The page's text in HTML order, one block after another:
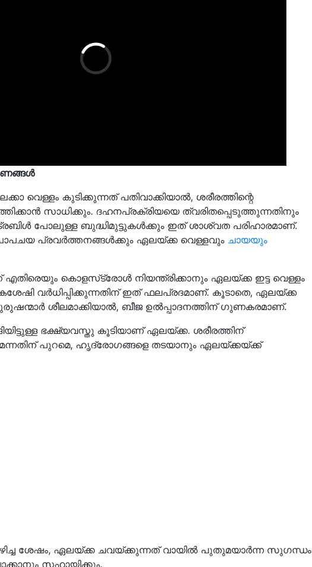
വെള്ളം കുടിക്കുന്നത് പതിവാക്കിയാൽ, ശരീരത്തിന്റെ
സാധിക്കും. ദഹനപ്രക്രിയയെ ത്വരിതപ്പെടുത്തുന്നതിനും
പോലുള്ള ബുദ്ധിമുട്ടുകൾക്കും ഇത് ശാശ്വത പരിഹാരമാണ്.
പ്രവർത്തനങ്ങൾക്കും ഏലയ്ക്ക വെള്ളവും ചായയും
കൊളസ്‌ട്രോൾ നിയന്ത്രിക്കാനും ഏലയ്ക്ക ഇട്ട വെള്ളം
വർധിപ്പിക്കുന്നതിന് ഇത് ഫലപ്രദമാണ്. കൂടാതെ, ഏലയ്ക്ക
പുരുഷന്മാർ ശീലമാക്കിയാൽ, ബീജ ഉൽപ്പാദനത്തിന് ഗുണകരമാണ്.
ഭക്ഷ്യവസ്തു കൂടിയാണ് ഏലയ്ക്ക. ശരീരത്തിന്
പുറമെ, ഹൃദ്രോ​ഗങ്ങളെ തടയാനും ഏലയ്ക്കയ്ക്ക്
ശേഷം, ഏലയ്ക്ക ചവയ്ക്കുന്നത് വായിൽ പുതുമയാർന്ന സുഗന്ധം
സഹായിക്കും.